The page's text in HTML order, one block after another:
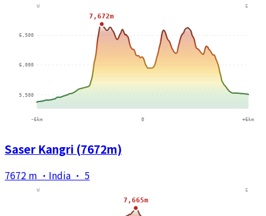
Saser Kangri (7672m)
7672 m · India · 5